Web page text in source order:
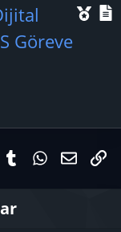
Ö
k
a
e
Göreve
PinterestTumblrE-